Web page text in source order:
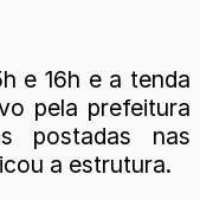
e 16h e a tenda
pela prefeitura
postadas nas
a estrutura.